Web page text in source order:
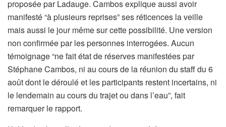
proposée par Ladauge. Cambos explique aussi avoir
manifesté “à plusieurs reprises” ses réticences la veille
mais aussi le jour même sur cette possibilité. Une version
non confirmée par les personnes interrogées. Aucun
témoignage “ne fait état de réserves manifestées par
Stéphane Cambos, ni au cours de la réunion du staff du 6
août dont le déroulé et les participants restent incertains, ni
le lendemain au cours du trajet ou dans l’eau”, fait
remarquer le rapport.